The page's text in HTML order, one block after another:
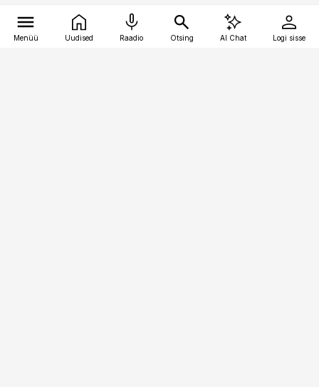
Menüü Uudised Raadio Otsing AI Chat Logi sisse